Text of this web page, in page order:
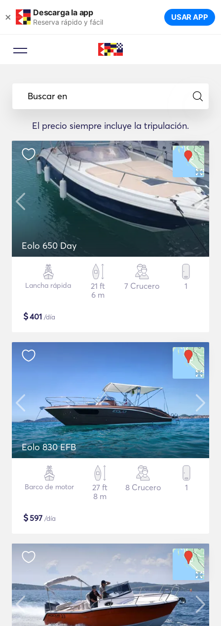
× Descarga la app
Reserva rápido y fácil USAR APP
Buscar en
El precio siempre incluye la tripulación.
Eolo 650 Day
Lancha rápida
21 ft
6 m
7 Crucero 1
$401 /día
Eolo 830 EFB
Barco de motor
27 ft
8 m
8 Crucero 1
$597 /día